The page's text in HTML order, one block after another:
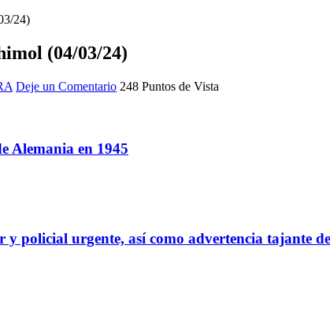
24)
(04/03/24)
Deje un Comentario 248 Puntos de Vista
Alemania en 1945
policial urgente, así como advertencia tajante